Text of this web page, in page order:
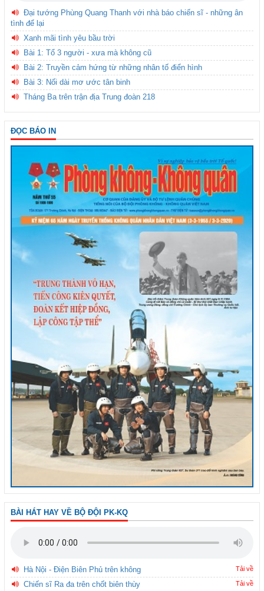
Đại tướng Phùng Quang Thanh với nhà báo chiến sĩ - những ân
tình để lại
Xanh mãi tình yêu bầu trời
Bài 1: Tổ 3 người - xưa mà không cũ
Bài 2: Truyền cảm hứng từ những nhân tố điển hình
Bài 3: Nối dài mơ ước tân binh
Tháng Ba trên trận địa Trung đoàn 218
ĐỌC BÁO IN
BÀI HÁT HAY VỀ BỘ ĐỘI PK-KQ
Hà Nội - Điện Biên Phủ trên không Tải về
Chiến sĩ Ra đa trên chốt biên thùy Tải về